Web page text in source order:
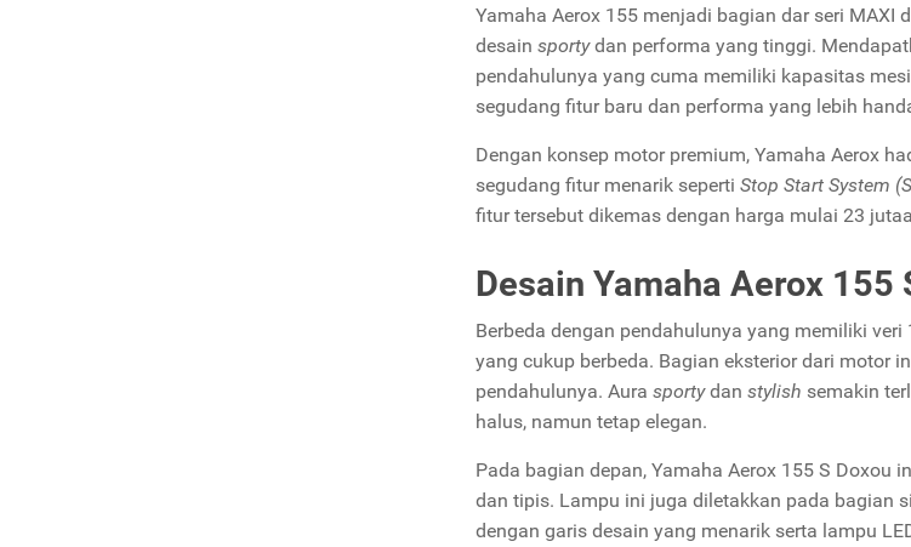
Yamaha Aerox 155 menjadi bagian dar seri
desain sportydan performa yang tinggi.
pendahulunya yang cuma memiliki kapasitas
segudang fitur baru dan performa yang lebih
Dengan konsep motor premium, Yamaha Aerox
segudang fitur menarik seperti Stop Start System
fitur tersebut dikemas dengan harga mulai 23
Desain Yamaha Aerox 155
Berbeda dengan pendahulunya yang memiliki
yang cukup berbeda. Bagian eksterior dari motor
pendahulunya. Aura sportydan stylish semakin
halus, namun tetap elegan.
Pada bagian depan, Yamaha Aerox 155 S Doxou
dan tipis. Lampu ini juga diletakkan pada bagian
dengan garis desain yang menarik serta lampu